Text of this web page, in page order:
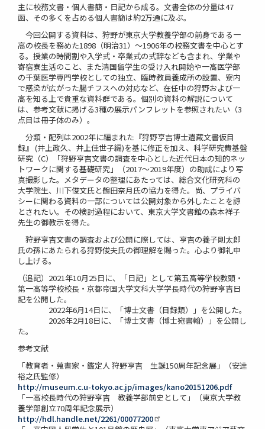
主に校務文書・個人書簡・日記から成る。文書全体の分量は47
函、その多くを占める個人書簡は約2万通に及ぶ。
今回公開する資料は、狩野が東京大学教養学部の前身である一
高の校長を務めた1898（明治31）～1906年の校務文書を中心とす
る。授業の時間割や入学式・卒業式の式辞なども含まれ、学業や
寄宿寮生活のこと、また清国留学生の受け入れ開始や一高医学部
の千葉医学専門学校としての独立、臨時教員養成所の設置、寮内
で感染が広がった腸チフスへの対応など、在任中の狩野および一
高を知る上で貴重な資料群である。個別の資料の解説について
は、参考文献に掲げる3種の展示パンフレットを参照されたい（3
点目は冊子体のみ）。
分類・配列は2002年に編まれた『狩野亨吉博士遺蔵文書仮目
録』 (井上政久、井上佳世子編)を基に修正を加え、科学研究費基盤
研究（C）「狩野亨吉文書の調査を中心とした近代日本の知的ネッ
トワークに関する基礎研究」（2017～2019年度）の助成により写
真撮影した。メタデータの整理にあたっては、総合文化研究科の
大学院生、川下俊文氏と鶴田奈月氏の協力を得た。尚、プライバ
シーに関わる資料の一部については公開対象から外したことを諒
とされたい。その検討過程において、東京大学文書館の森本祥子
先生の御教示を得た。
狩野亨吉文書の調査および公開に際しては、亨吉の養子剛太郎
氏の孫にあたられる狩野俊夫氏の御理解を賜った。心より御礼申
し上げる。
（追記）2021年10月25日に、「日記」として第五高等学校教頭・
第一高等学校校長・京都帝国大学文科大学学長時代の狩野亨吉日
記を公開した。
2022年6月14日に、「博士文書（目録類）」を公開した。
2026年2月18日に、「博士文書（博士宛書翰）」を公開し
た。
参考文献
「教育者・蒐書家・鑑定人 狩野亨吉 生誕150周年記念展」（安達
裕之氏監修）
http://museum.c.u-tokyo.ac.jp/images/kano20151206.pdf
「一高校長時代の狩野亨吉 教養学部前史として」（東京大学教
養学部創立70周年記念展示）
http://hdl.handle.net/2261/00077200